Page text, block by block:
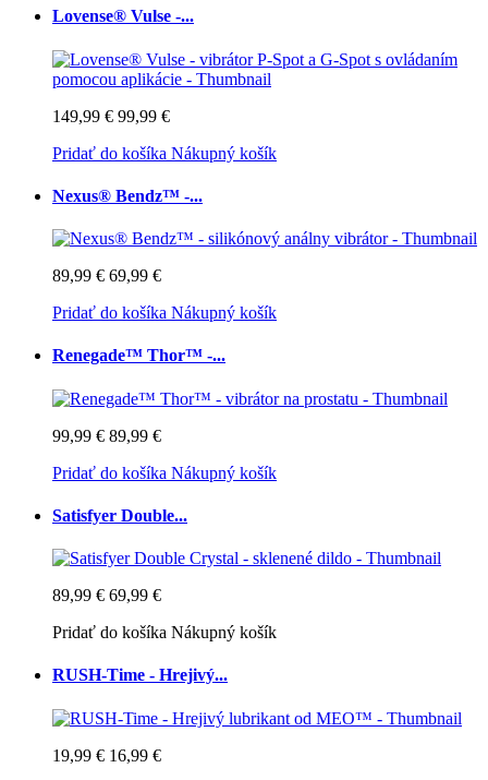
Lovense® Vulse -...
149,99 € 99,99 €
Pridať do košíka Nákupný košík
Nexus® Bendz™ -...
89,99 € 69,99 €
Pridať do košíka Nákupný košík
Renegade™ Thor™ -...
99,99 € 89,99 €
Pridať do košíka Nákupný košík
Satisfyer Double...
89,99 € 69,99 €
Pridať do košíka Nákupný košík
RUSH-Time - Hrejivý...
19,99 € 16,99 €